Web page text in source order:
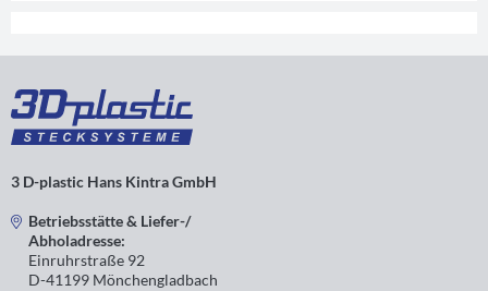
3 D-plastic Hans Kintra GmbH
Betriebsstätte & Liefer-/
Abholadresse:
Einruhrstraße 92
D-41199 Mönchengladbach